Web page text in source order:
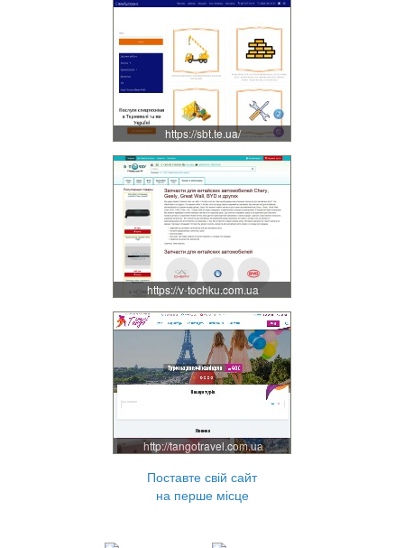
https://sbt.te.ua/
https://v-tochku.com.ua
http://tangotravel.com.ua
Поставте свій сайт
на перше місце